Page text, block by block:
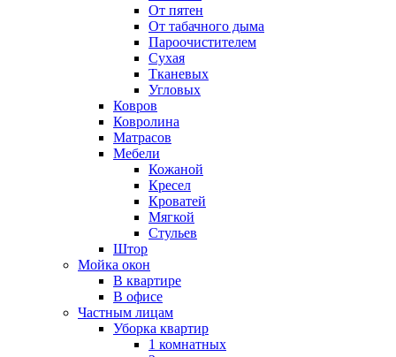
От пятен
От табачного дыма
Пароочистителем
Сухая
Тканевых
Угловых
Ковров
Ковролина
Матрасов
Мебели
Кожаной
Кресел
Кроватей
Мягкой
Стульев
Штор
Мойка окон
В квартире
В офисе
Частным лицам
Уборка квартир
1 комнатных